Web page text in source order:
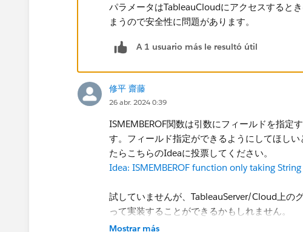
パラメータはTableauCloudにアクセスすると
まうので安全性に問題があります。
A 1 usuario más le resultó útil
修平 齋藤
26 abr. 2024 0:39
ISMEMBEROF関数は引数にフィールドを指定
す。フィールド指定ができるようにしてほし
たらこちらのIdeaに投票してください。
Idea: ISMEMBEROF function only taking
試していませんが、TableauServer/Cloud上の
って実装することができるかもしれません。
Mostrar más